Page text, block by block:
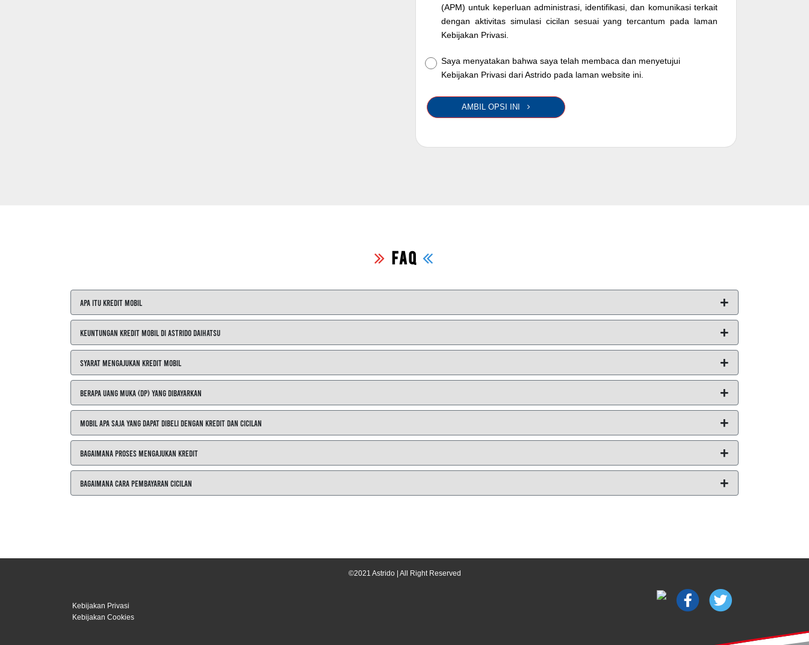
(APM) untuk keperluan administrasi, identifikasi, dan komunikasi terkait
dengan aktivitas simulasi cicilan sesuai yang tercantum pada laman
Kebijakan Privasi.
Saya menyatakan bahwa saya telah membaca dan menyetujui
Kebijakan Privasi dari Astrido pada laman website ini.
AMBIL OPSI INI
FAQ
Apa itu Kredit Mobil +
Keuntungan Kredit Mobil di ASTRIDO Daihatsu +
Syarat Mengajukan Kredit Mobil +
Berapa Uang Muka (DP) yang Dibayarkan +
Mobil Apa Saja yang Dapat Dibeli dengan Kredit dan Cicilan +
Bagaimana Proses Mengajukan Kredit +
Bagaimana Cara Pembayaran Cicilan +
©2021 Astrido | All Right Reserved
Kebijakan Privasi
Kebijakan Cookies